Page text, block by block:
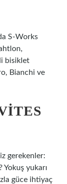
S-Works
bisiklet
Bianchi ve
gerekenler:
yukarı
güce ihtiyaç